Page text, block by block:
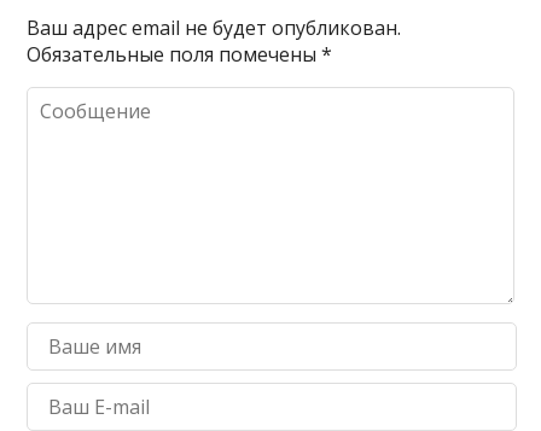
Ваш адрес email не будет опубликован.
Обязательные поля помечены*